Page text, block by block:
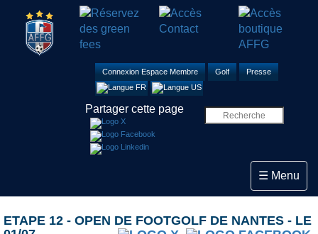
Connexion Espace Membre Golf Presse
Partager cette page
Toggle
☰ Menu
ETAPE 12 - OPEN DE FOOTGOLF DE NANTES - LE